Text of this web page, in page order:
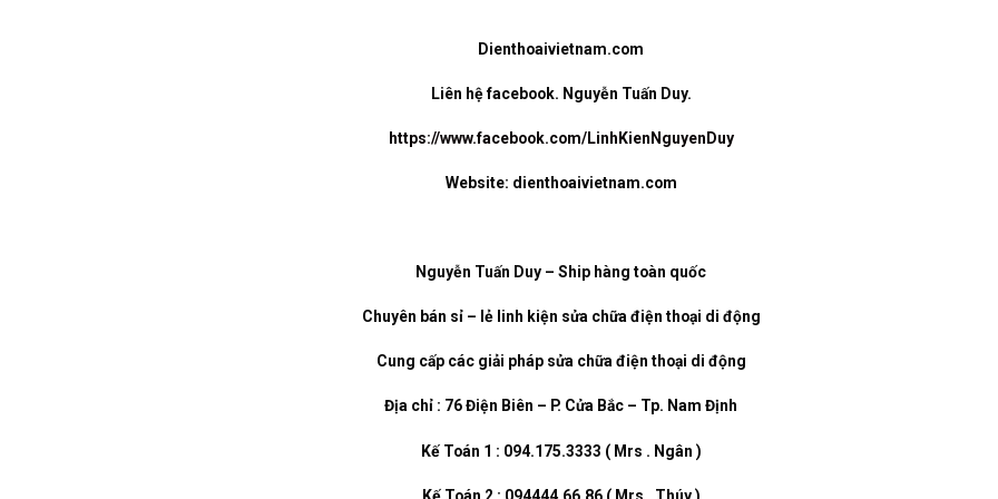
Dienthoaivietnam.com
Liên hệ facebook. Nguyễn Tuấn Duy.
https://www.facebook.com/LinhKienNguyenDuy
Website: dienthoaivietnam.com
Nguyễn Tuấn Duy – Ship hàng toàn quốc
Chuyên bán sỉ – lẻ linh kiện sửa chữa điện thoại di động
Cung cấp các giải pháp sửa chữa điện thoại di động
Địa chỉ : 76 Điện Biên – P. Cửa Bắc – Tp. Nam Định
Kế Toán 1 : 094.175.3333 ( Mrs . Ngân )
Kế Toán 2 : 094444.66.86 ( Mrs . Thúy )